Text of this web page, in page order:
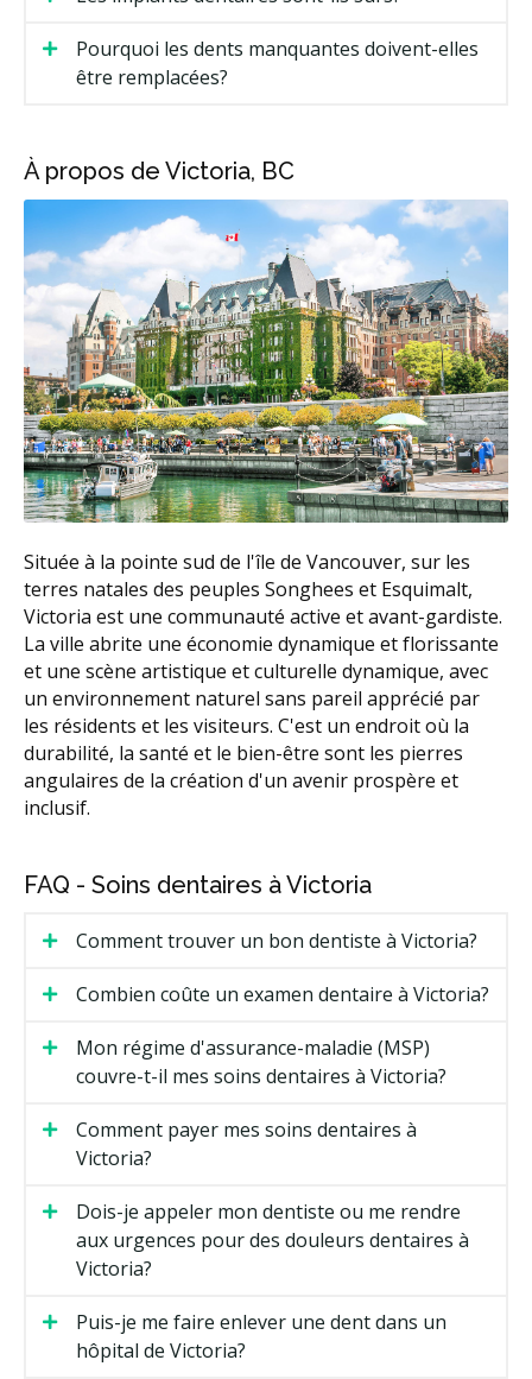
Pourquoi les dents manquantes doivent-elles
être remplacées?
À propos de Victoria, BC
Située à la pointe sud de l'île de Vancouver, sur les
terres natales des peuples Songhees et Esquimalt,
Victoria est une communauté active et avant-gardiste.
La ville abrite une économie dynamique et florissante
et une scène artistique et culturelle dynamique, avec
un environnement naturel sans pareil apprécié par
les résidents et les visiteurs. C'est un endroit où la
durabilité, la santé et le bien-être sont les pierres
angulaires de la création d'un avenir prospère et
inclusif.
FAQ - Soins dentaires à Victoria
Comment trouver un bon dentiste à Victoria?
Combien coûte un examen dentaire à Victoria?
Mon régime d'assurance-maladie (MSP)
couvre-t-il mes soins dentaires à Victoria?
Comment payer mes soins dentaires à
Victoria?
Dois-je appeler mon dentiste ou me rendre
aux urgences pour des douleurs dentaires à
Victoria?
Puis-je me faire enlever une dent dans un
hôpital de Victoria?